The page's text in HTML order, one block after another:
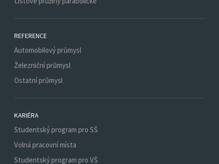
REFERENCE
Automobilový průmysl
Železniční průmysl
Ostatní průmysl
KARIÉRA
Studentský program pro SŠ
Volná pracovní místa
Studentský program pro VŠ